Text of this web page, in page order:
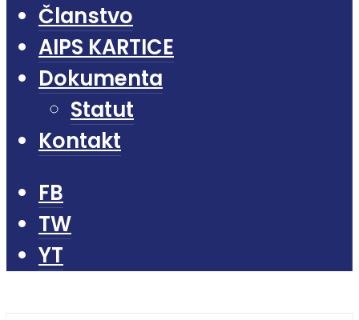
Članstvo
AIPS KARTICE
Dokumenta
Statut
Kontakt
FB
TW
YT